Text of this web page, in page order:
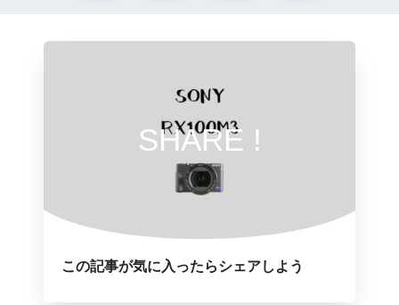
SHARE !
この記事が気に入ったらシェアしよう